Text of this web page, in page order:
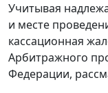
Учитывая
и месте
кассационная
Арбитражного
Федерации,